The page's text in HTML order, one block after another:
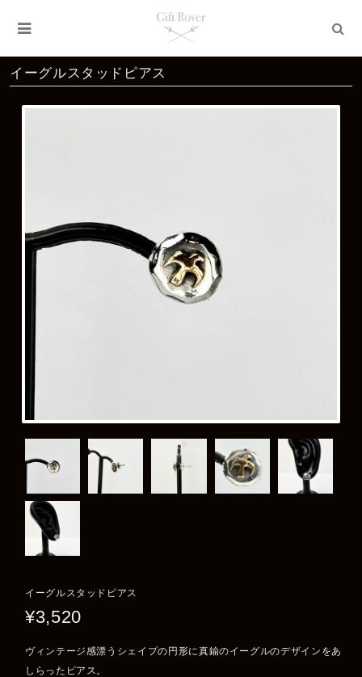
イーグルスタッドピアス
イーグルスタッドピアス
¥3,520
ヴィンテージ感漂うシェイプの円形に真鍮のイーグルのデザインをあ
しらったピアス。